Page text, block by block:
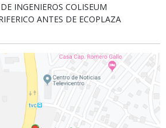
INGENIEROS COLISEUM
ANTES DE ECOPLAZA